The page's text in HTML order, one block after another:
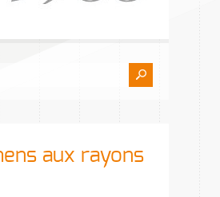
aux rayons